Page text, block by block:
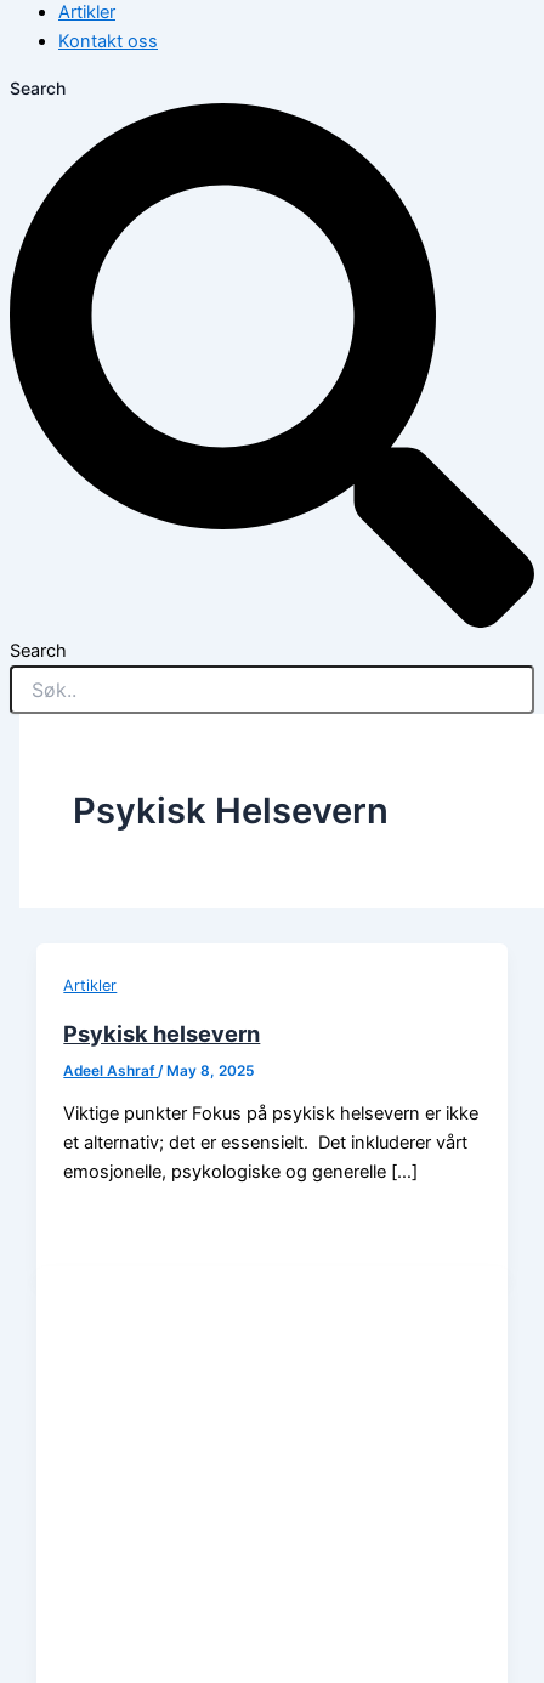
Artikler
Kontakt oss
Search
Search
Psykisk Helsevern
Artikler
Psykisk helsevern
Adeel Ashraf /May 8, 2025
Viktige punkter Fokus på psykisk helsevern er ikke
et alternativ; det er essensielt. Det inkluderer vårt
emosjonelle, psykologiske og generelle […]